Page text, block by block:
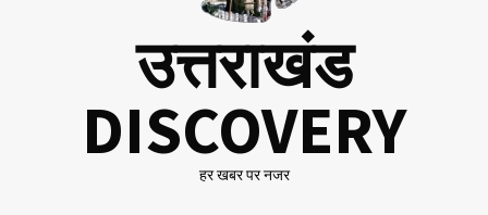
उत्तराखंड
DISCOVERY
हर खबर पर नजर